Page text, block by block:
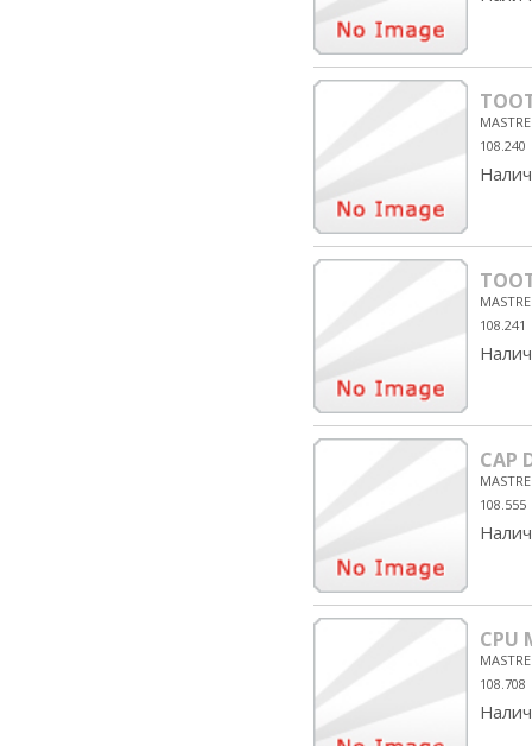
108.240
108.241
CAP
108.555
CPU
108.708